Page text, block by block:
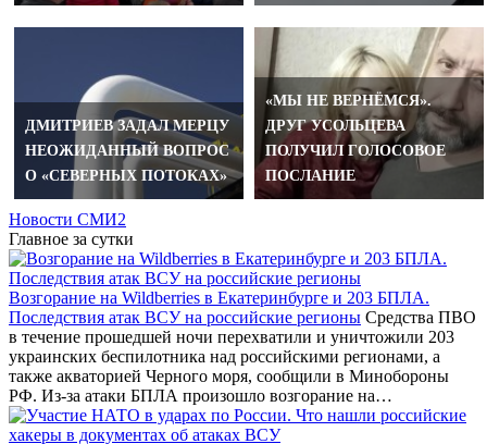
ДМИТРИЕВ ЗАДАЛ МЕРЦУ
НЕОЖИДАННЫЙ ВОПРОС
О «СЕВЕРНЫХ ПОТОКАХ»
«МЫ НЕ ВЕРНЁМСЯ».
ДРУГ УСОЛЬЦЕВА
ПОЛУЧИЛ ГОЛОСОВОЕ
ПОСЛАНИЕ
Новости СМИ2
Главное за сутки
Возгорание на Wildberries в Екатеринбурге и 203 БПЛА.
Последствия атак ВСУ на российские регионы Средства ПВО
в течение прошедшей ночи перехватили и уничтожили 203
украинских беспилотника над российскими регионами, а
также акваторией Черного моря, сообщили в Минобороны
РФ. Из-за атаки БПЛА произошло возгорание на…